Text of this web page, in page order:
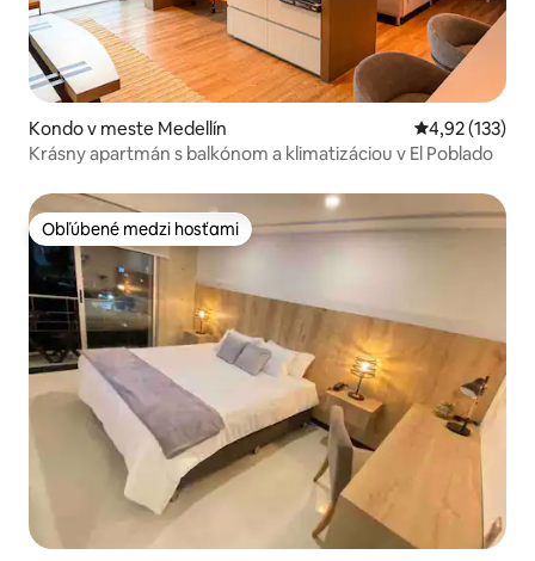
Kondo v meste Medellín Priemerné
4,92 (133)
Krásny apartmán s balkónom a klimatizáciou v El Poblado
Obľúbené medzi hosťami
Obľúbené medzi hosťami